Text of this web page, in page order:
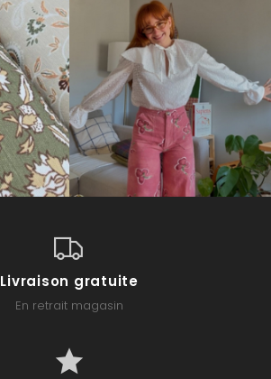
Livraison gratuite
En retrait magasin